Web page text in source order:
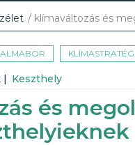
/ klímaváltozás és
| Keszthely
és